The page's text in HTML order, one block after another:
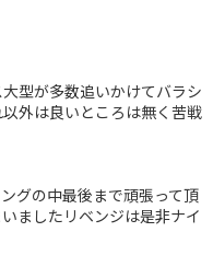
型が多数追いかけてバラシ
外は良いところは無く苦戦
グの中最後まで頑張って頂
ましたリベンジは是非ナイ